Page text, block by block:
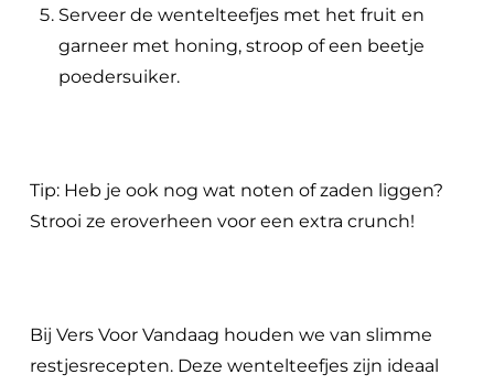
Serveer de wentelteefjes met het fruit en
garneer met honing, stroop of een beetje
poedersuiker.
Tip: Heb je ook nog wat noten of zaden liggen?
Strooi ze eroverheen voor een extra crunch!
Bij Vers Voor Vandaag houden we van slimme
restjesrecepten. Deze wentelteefjes zijn ideaal